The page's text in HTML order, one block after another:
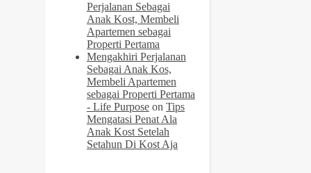
Perjalanan Sebagai
Anak Kost, Membeli
Apartemen sebagai
Properti Pertama
Mengakhiri Perjalanan
Sebagai Anak Kos,
Membeli Apartemen
sebagai Properti Pertama
- Life Purpose on Tips
Mengatasi Penat Ala
Anak Kost Setelah
Setahun Di Kost Aja